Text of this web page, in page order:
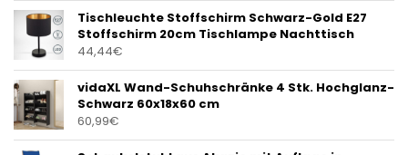
Tischleuchte Stoffschirm Schwarz-Gold E27
Stoffschirm 20cm Tischlampe Nachttisch
44,44€
vidaXL Wand-Schuhschränke 4 Stk. Hochglanz-
Schwarz 60x18x60 cm
60,99€